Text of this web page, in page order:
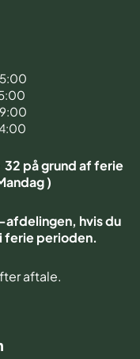
32 på grund af ferie
)
hvis du
ferie perioden.
aftale.